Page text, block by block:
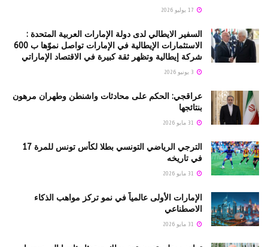
السفير الايطالي لدى دولة الإمارات العربية المتحدة :
الاستثمارات الإيطالية في الإمارات تواصل نموّها ب 600
شركة إيطالية وتظهر ثقة كبيرة في الاقتصاد الإماراتي
عراقجي: الحكم على محادثات واشنطن وطهران مرهون
بنتائجها
الترجي الرياضي التونسي بطلا لكأس تونس للمرة 17
في تاريخه
الإمارات الأولى عالمياً في نمو تركز مواهب الذكاء
الاصطناعي